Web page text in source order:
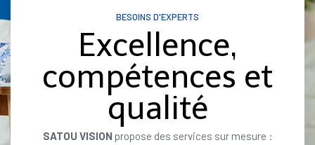
BESOINS D'EXPERTS
Excellence,
compétences et
qualité
SATOU VISION propose des services sur mesure :